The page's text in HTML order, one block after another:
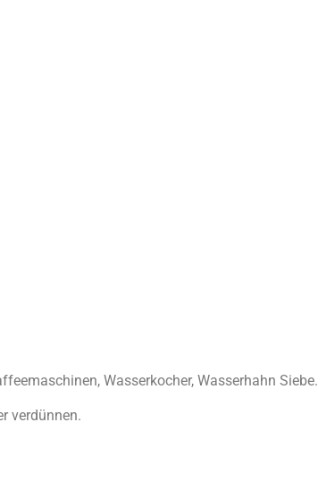
Wasserkocher, Wasserhahn Siebe.
verdünnen.